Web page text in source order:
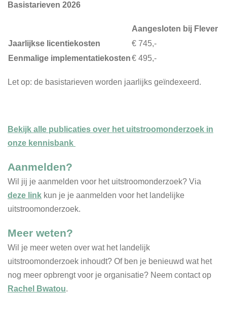
Basistarieven 2026
Aangesloten bij Flever
Jaarlijkse licentiekosten
€ 745,-
Eenmalige implementatiekosten€ 495,-
Let op: de basistarieven worden jaarlijks geïndexeerd.
Bekijk alle publicaties over het uitstroomonderzoek in
onze kennisbank
Aanmelden?
Wil jij je aanmelden voor het uitstroomonderzoek? Via
deze link kun je je aanmelden voor het landelijke
uitstroomonderzoek.
Meer weten?
Wil je meer weten over wat het landelijk
uitstroomonderzoek inhoudt? Of ben je benieuwd wat het
nog meer opbrengt voor je organisatie? Neem contact op
Rachel Bwatou.